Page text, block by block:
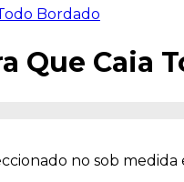
Que Caia
no sob